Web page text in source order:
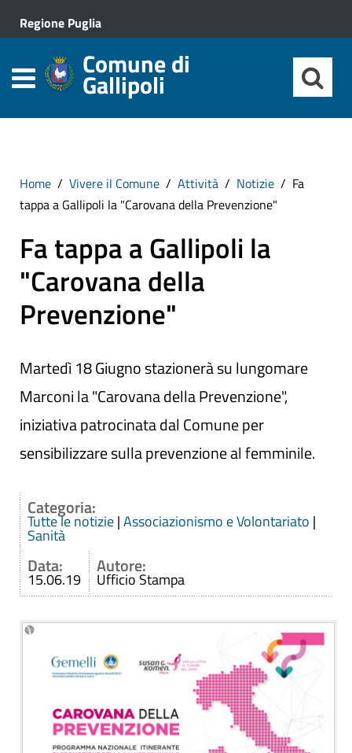
Regione Puglia
Comune di
Gallipoli
Home Vivere il Comune Attività Notizie
Fa
tappa a Gallipoli la "Carovana della Prevenzione"
Fa tappa a Gallipoli la
"Carovana della
Prevenzione"
Martedì 18 Giugno stazionerà su lungomare
Marconi la "Carovana della Prevenzione",
iniziativa patrocinata dal Comune per
sensibilizzare sulla prevenzione al femminile.
Categoria:
Tutte le notizie|Associazionismo e Volontariato |
Sanità
Data:
15.06.19
Autore:
Ufficio Stampa